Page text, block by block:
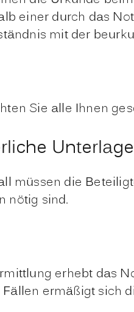
einer durch das
mit der
Sie alle Ihnen
müssen die
nötig sind.
erhebt das
ermäßigt sich